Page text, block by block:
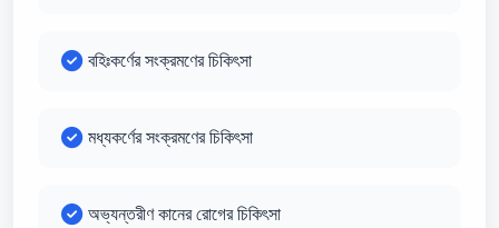
বহিঃকর্ণের সংক্রমণের চিকিৎসা
মধ্যকর্ণের সংক্রমণের চিকিৎসা
অভ্যন্তরীণ কানের রোগের চিকিৎসা